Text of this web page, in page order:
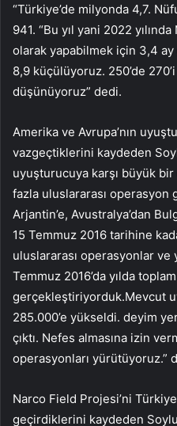
“Türkiye’de milyonda 4,7.
941. “Bu yıl yani 2022
olarak yapabilmek için 3,4
8,9 küçülüyoruz. 250’de
düşünüyoruz” dedi.
Amerika ve Avrupa’nın
vazgeçtiklerini kaydeden
uyuşturucuya karşı büyük
fazla uluslararası operasyon
Arjantin’e, Avustralya’dan
15 Temmuz 2016 tarihine
uluslararası operasyonlar
Temmuz 2016’da yılda
gerçekleştiriyorduk.Mevcut
285.000’e yükseldi. deyim
çıktı. Nefes almasına izin
operasyonları yürütüyoruz.”
Narco Field Projesi’ni
geçirdiklerini kaydeden